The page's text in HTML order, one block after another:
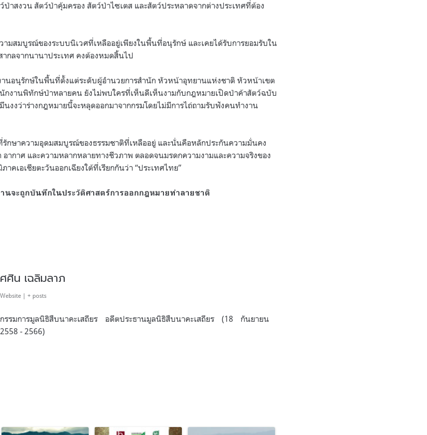
าสงวน สัตว์ป่าคุ้มครอง สัตว์ป่าไซเตส และสัตว์ประหลาดจากต่างประเทศที่ต้อง
มสมบูรณ์ของระบบนิเวศที่เหลืออยู่เพียงในพื้นที่อนุรักษ์ และเคยได้รับการยอมรับใน
ากลจากนานาประเทศ คงต้องหมดสิ้นไป
นอนุรักษ์ในพื้นที่ตั้งแต่ระดับผู้อำนวยการสำนัก หัวหน้าอุทยานแห่งชาติ หัวหน้าเขต
กงานพิทักษ์ป่าหลายคน ยังไม่พบใครที่เห็นดีเห็นงามกับกฎหมายเปิดป่าค้าสัตว์ฉบับ
งงว่าร่างกฎหมายนี้จะหลุดออกมาจากกรมโดยไม่มีการไถ่ถามรับฟังคนทำงาน
กษาความอุดมสมบูรณ์ของธรรมชาติที่เหลืออยู่ และนั่นคือหลักประกันความมั่นคง
ากาศ และความหลากหลายทางชีวภาพ ตลอดจนมรดกความงามและความจริงของ
คเอเชียตะวันออกเฉียงใต้ที่เรียกกันว่า “ประเทศไทย”
นจะถูกบันทึกในประวัติศาสตร์การออกกฎหมายทำลายชาติ
ศศิน เฉลิมลาภ
Website | + posts
กรรมการมูลนิธิสืบนาคะเสถียร อดีตประธานมูลนิธิสืบนาคะเสถียร (18 กันยายน
2558 - 2566)